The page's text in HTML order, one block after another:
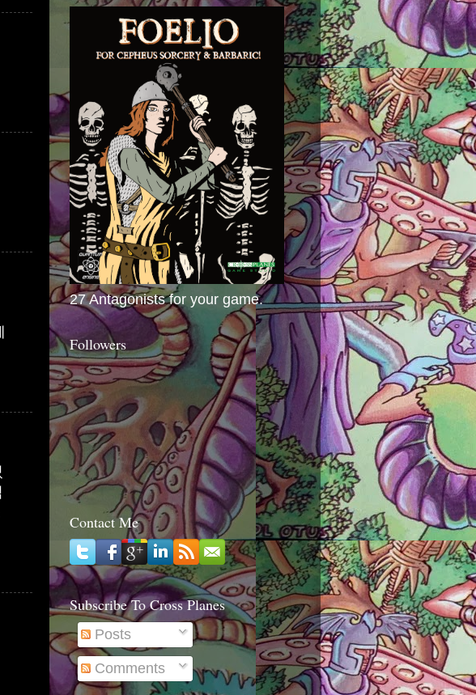
27 Antagonists for your game.
Followers
Contact Me
Subscribe To Cross Planes
Posts
Comments